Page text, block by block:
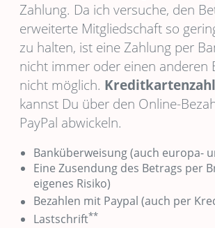
Zahlung. Da ich versuche, den
erweiterte Mitgliedschaft so
zu halten, ist eine Zahlung per
nicht immer oder einen anderen
nicht möglich.
kannst Du über den Online-
PayPal abwickeln.
Banküberweisung (auch europa-
Eine Zusendung des Betrags per
eigenes Risiko)
Bezahlen mit Paypal (auch per
Lastschrift**